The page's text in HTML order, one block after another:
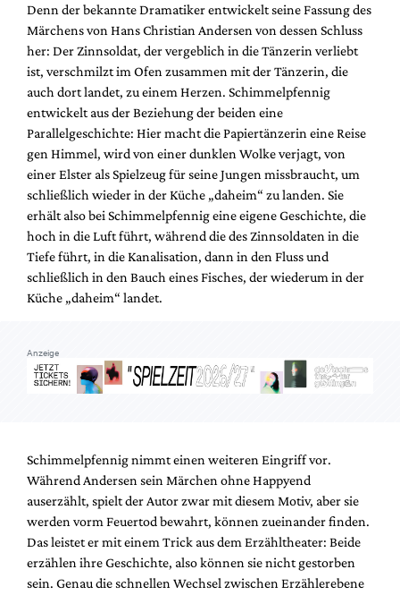
Denn der bekannte Dramatiker entwickelt seine Fassung des
Märchens von Hans Christian Andersen von dessen Schluss
her: Der Zinnsoldat, der vergeblich in die Tänzerin verliebt
ist, verschmilzt im Ofen zusammen mit der Tänzerin, die
auch dort landet, zu einem Herzen. Schimmelpfennig
entwickelt aus der Beziehung der beiden eine
Parallelgeschichte: Hier macht die Papiertänzerin eine Reise
gen Himmel, wird von einer dunklen Wolke verjagt, von
einer Elster als Spielzeug für seine Jungen missbraucht, um
schließlich wieder in der Küche „daheim“ zu landen. Sie
erhält also bei Schimmelpfennig eine eigene Geschichte, die
hoch in die Luft führt, während die des Zinnsoldaten in die
Tiefe führt, in die Kanalisation, dann in den Fluss und
schließlich in den Bauch eines Fisches, der wiederum in der
Küche „daheim“ landet.
Anzeige
Schimmelpfennig nimmt einen weiteren Eingriff vor.
Während Andersen sein Märchen ohne Happyend
auserzählt, spielt der Autor zwar mit diesem Motiv, aber sie
werden vorm Feuertod bewahrt, können zueinander finden.
Das leistet er mit einem Trick aus dem Erzähltheater: Beide
erzählen ihre Geschichte, also können sie nicht gestorben
sein. Genau die schnellen Wechsel zwischen Erzählerebene